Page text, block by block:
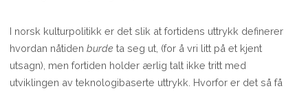
I norsk kulturpolitikk er det slik at fortidens uttrykk definerer
hvordan nåtidenburde ta seg ut, (for å vri litt på et kjent
utsagn), men fortiden holder ærlig talt ikke tritt med
utviklingen av teknologibaserte uttrykk. Hvorfor er det så få